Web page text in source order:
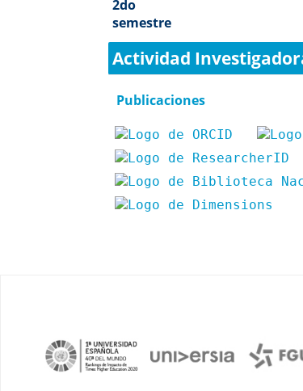
2do
semestre
Actividad
Publicaciones